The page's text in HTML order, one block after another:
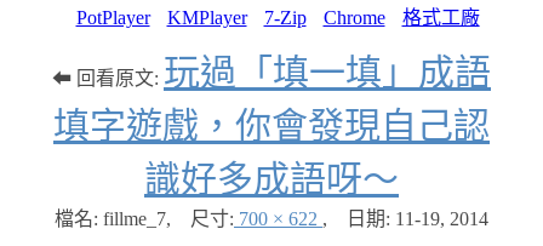
PotPlayer KMPlayer 7-Zip Chrome 格式工廠
⬅ 回看原文: 玩過「填一填」成語
填字遊戲，你會發現自己認
識好多成語呀～
檔名: fillme_7, 尺寸: 700 × 622 , 日期: 11-19, 2014